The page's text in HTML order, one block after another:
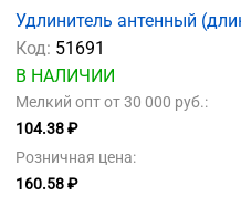
Удлинитель антенный
Код: 51691
В НАЛИЧИИ
Мелкий опт от 30 000 руб.:
104.38 ₽
Розничная цена:
160.58 ₽